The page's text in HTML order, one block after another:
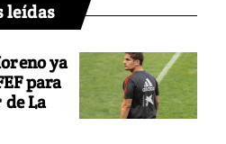
leídas
ya
para
La